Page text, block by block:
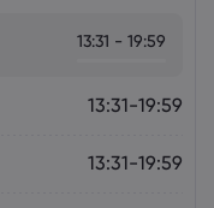
13:31 - 19:59
13:31-19:59
13:31-19:59